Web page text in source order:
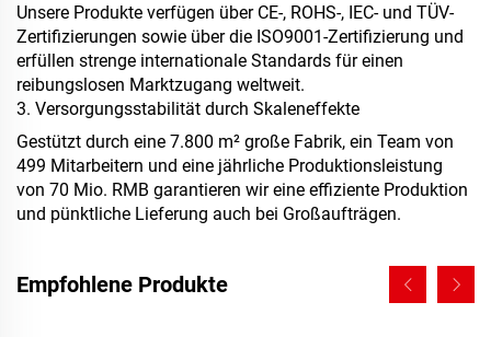
Unsere Produkte verfügen über CE-, ROHS-, IEC- und TÜV-
Zertifizierungen sowie über die ISO9001-Zertifizierung und
erfüllen strenge internationale Standards für einen
reibungslosen Marktzugang weltweit.
3. Versorgungsstabilität durch Skaleneffekte
Gestützt durch eine 7.800 m² große Fabrik, ein Team von
499 Mitarbeitern und eine jährliche Produktionsleistung
von 70 Mio. RMB garantieren wir eine effiziente Produktion
und pünktliche Lieferung auch bei Großaufträgen.
Empfohlene Produkte